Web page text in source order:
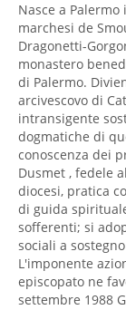
Nasce a
marchesi de
Dragonetti-
monastero
di Palermo.
arcivescovo di
intransigente
dogmatiche di
conoscenza dei
Dusmet , fedele
diocesi, pratica
di guida
sofferenti; si
sociali a
L'imponente
episcopato ne
settembre 1988